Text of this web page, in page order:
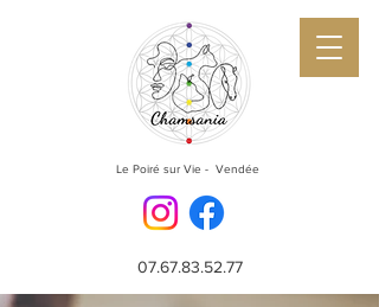
Le Poiré sur Vie - Vendée
07.67.83.52.77